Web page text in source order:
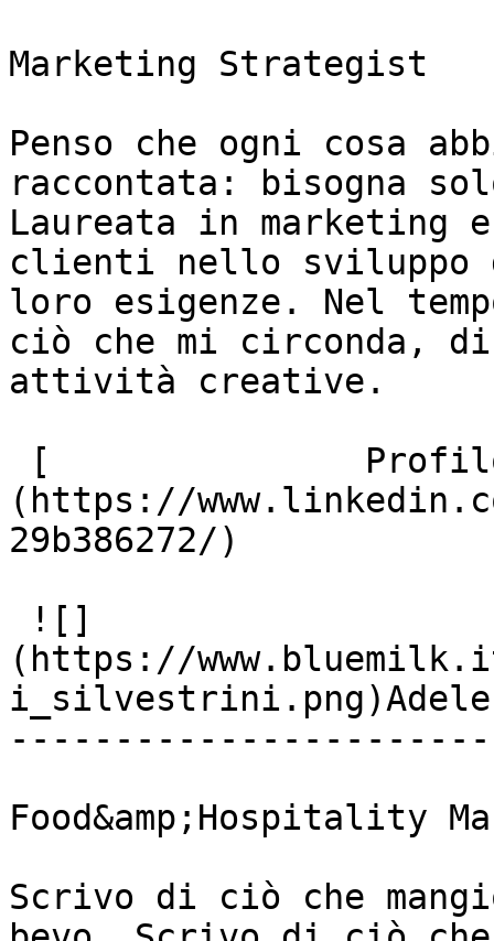
Marketing Strategist
Penso che ogni cosa
raccontata: bisogna
Laureata in marketing
clienti nello sviluppo
loro esigenze. Nel
ciò che mi circonda,
attività creative.
(https://
29b386272/)
(https://
-----------------------
Food&amp;Hospitality
Scrivo di ciò che